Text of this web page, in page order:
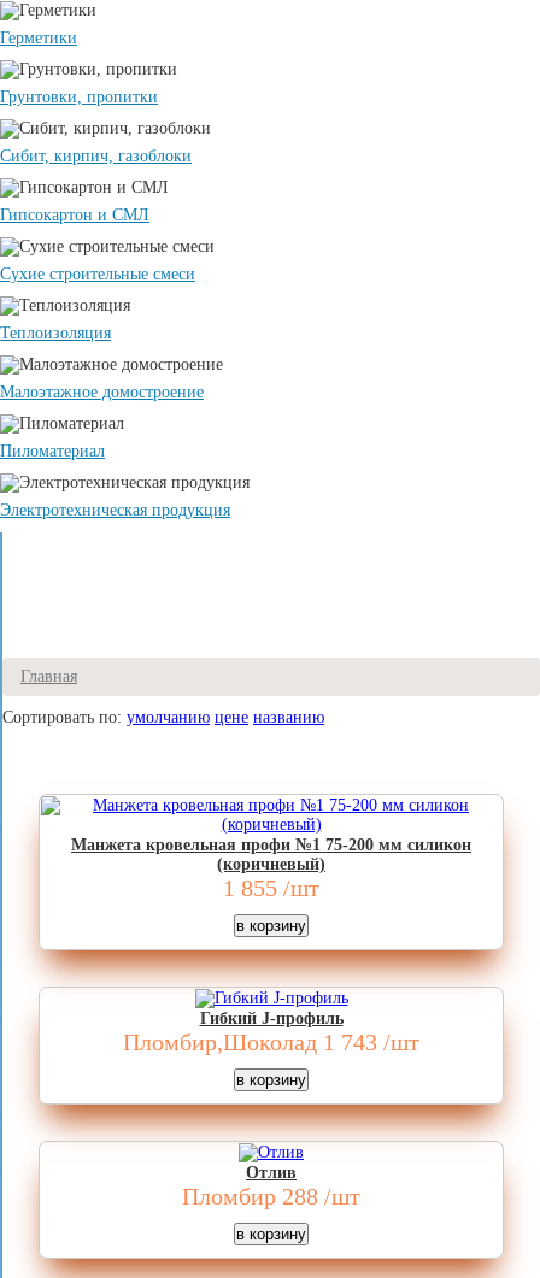
Герметики
Грунтовки, пропитки
Сибит, кирпич, газоблоки
Гипсокартон и СМЛ
Сухие строительные смеси
Теплоизоляция
Малоэтажное домостроение
Пиломатериал
Электротехническая продукция
Главная
Сортировать по: умолчанию цене названию
Манжета кровельная профи №1 75-200 мм силикон
(коричневый)
1 855 /шт
Гибкий J-профиль
Пломбир,Шоколад 1 743 /шт
Отлив
Пломбир 288 /шт